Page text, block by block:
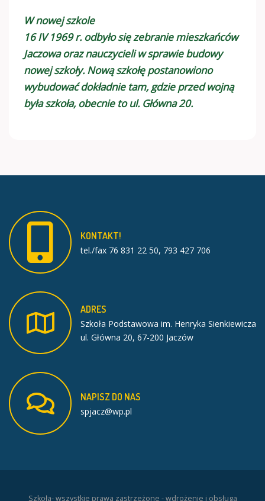
W nowej szkole
16 IV 1969 r. odbyło się zebranie mieszkańców
Jaczowa oraz nauczycieli w sprawie budowy
nowej szkoły. Nową szkołę postanowiono
wybudować dokładnie tam, gdzie przed wojną
była szkoła, obecnie to ul. Główna 20.
KONTAKT!
tel./fax 76 831 22 50, 793 427 706
ADRES
Szkoła Podstawowa im. Henryka Sienkiewicza
ul. Główna 20, 67-200 Jaczów
NAPISZDO NAS
spjacz@wp.pl
Szkoła- wszystkie prawa zastrzeżone - wdrożenie i obsługa